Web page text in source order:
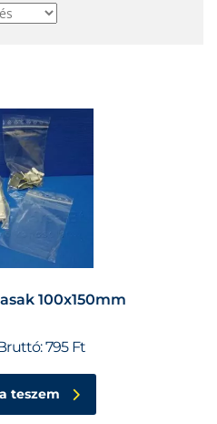
100x150mm
795 Ft
teszem